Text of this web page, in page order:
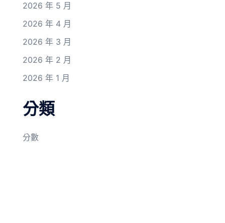
2026 年 5 月
2026 年 4 月
2026 年 3 月
2026 年 2 月
2026 年 1 月
分類
分數